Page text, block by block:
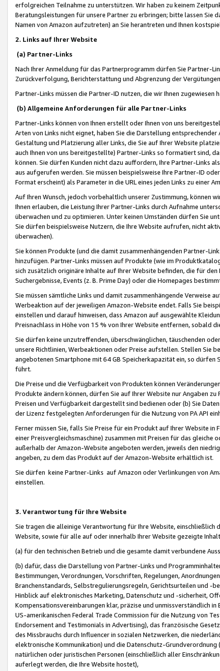
erfolgreichen Teilnahme zu unterstützen. Wir haben zu keinem
Beratungsleistungen für unsere Partner zu erbringen; bitte lassen Sie
Namen von Amazon aufzutreten) an Sie herantreten und Ihnen
2. Links auf Ihrer Website
(a) Partner-Links
Nach Ihrer Anmeldung für das Partnerprogramm dürfen Sie Partner-
Zurückverfolgung, Berichterstattung und Abgrenzung der
Partner-Links müssen die Partner-ID nutzen, die wir Ihnen zugewiesen
(b) Allgemeine Anforderungen für alle Partner-Links
Partner-Links können von Ihnen erstellt oder Ihnen von uns
Arten von Links nicht eignet, haben Sie die Darstellung
Gestaltung und Platzierung aller Links, die Sie auf Ihrer Website
auch Ihnen von uns bereitgestellte) Partner-Links so formatiert sind,
können. Sie dürfen Kunden nicht dazu auffordern, Ihre Partner-Links
aus aufgerufen werden. Sie müssen beispielsweise Ihre Partner-ID
Format erscheint) als Parameter in die URL eines jeden Links zu einer
Auf Ihren Wunsch, jedoch vorbehaltlich unserer Zustimmung, können
Ihnen erlauben, die Leistung Ihrer Partner-Links durch Aufnahme
überwachen und zu optimieren. Unter keinen Umständen dürfen Sie
Sie dürfen beispielsweise Nutzern, die Ihre Website aufrufen, nicht
überwachen).
Sie können Produkte (und die damit zusammenhängenden Partner-
hinzufügen. Partner-Links müssen auf Produkte (wie im
sich zusätzlich originäre Inhalte auf Ihrer Website befinden, die für
Suchergebnisse, Events (z. B. Prime Day) oder die Homepages
Sie müssen sämtliche Links und damit zusammenhängende
Werbeaktion auf der jeweiligen Amazon-Website endet. Falls Sie
einstellen und darauf hinweisen, dass Amazon auf ausgewählte
Preisnachlass in Höhe von 15 % von Ihrer Website entfernen, sobald
Sie dürfen keine unzutreffenden, überschwänglichen, täuschenden
unsere Richtlinien, Werbeaktionen oder Preise aufstellen. Stellen Sie
angebotenen Smartphone mit 64 GB Speicherkapazität ein, so dürfen
führt.
Die Preise und die Verfügbarkeit von Produkten können
Produkte ändern können, dürfen Sie auf Ihrer Website nur Angaben
Preisen und Verfügbarkeit dargestellt sind bedienen oder (b) Sie
der Lizenz festgelegten Anforderungen für die Nutzung von PA API
Ferner müssen Sie, falls Sie Preise für ein Produkt auf Ihrer Website
einer Preisvergleichsmaschine) zusammen mit Preisen für das
außerhalb der Amazon-Website angeboten werden, jeweils den
angeben, zu dem das Produkt auf der Amazon-Website erhältlich ist.
Sie dürfen keine Partner-Links auf Amazon oder Verlinkungen von
einstellen.
3. Verantwortung für Ihre Website
Sie tragen die alleinige Verantwortung für Ihre Website,
Website, sowie für alle auf oder innerhalb Ihrer Website gezeigte
(a) für den technischen Betrieb und die gesamte damit verbundene
(b) dafür, dass die Darstellung von Partner-Links und
Bestimmungen, Verordnungen, Vorschriften, Regelungen,
Branchenstandards, Selbstregulierungsregeln, Gerichtsurteilen und -
Hinblick auf elektronisches Marketing, Datenschutz und -sicherheit,
Kompensationsvereinbarungen klar, präzise und unmissverständlich
US-amerikanischen Federal Trade Commission für die Nutzung von
Endorsement and Testimonials in Advertising), das französische
des Missbrauchs durch Influencer in sozialen Netzwerken, die
elektronische Kommunikation) und die Datenschutz-
natürlichen oder juristischen Personen (einschließlich aller
auferlegt werden, die Ihre Website hostet),